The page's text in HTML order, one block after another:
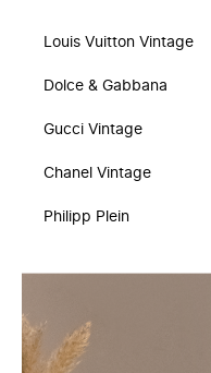
Louis Vuitton Vintage
Dolce & Gabbana
Gucci Vintage
Chanel Vintage
Philipp Plein